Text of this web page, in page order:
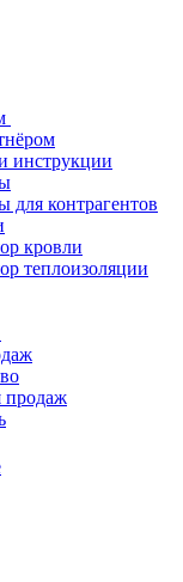
инструкции
для контрагентов
кровли
теплоизоляции
продаж